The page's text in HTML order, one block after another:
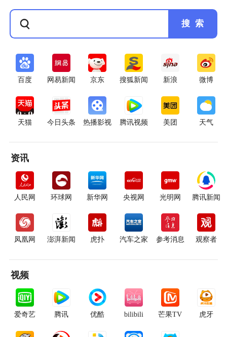
搜 索
百度 网易新闻 京东 搜狐新闻 新浪 微博
天猫 今日头条 热播影视 腾讯视频 美团 天气
资讯
人民网 环球网 新华网 央视网 光明网 腾讯新闻
凤凰网 澎湃新闻 虎扑 汽车之家 参考消息 观察者
视频
爱奇艺 腾讯 优酷 bilibili 芒果TV 虎牙